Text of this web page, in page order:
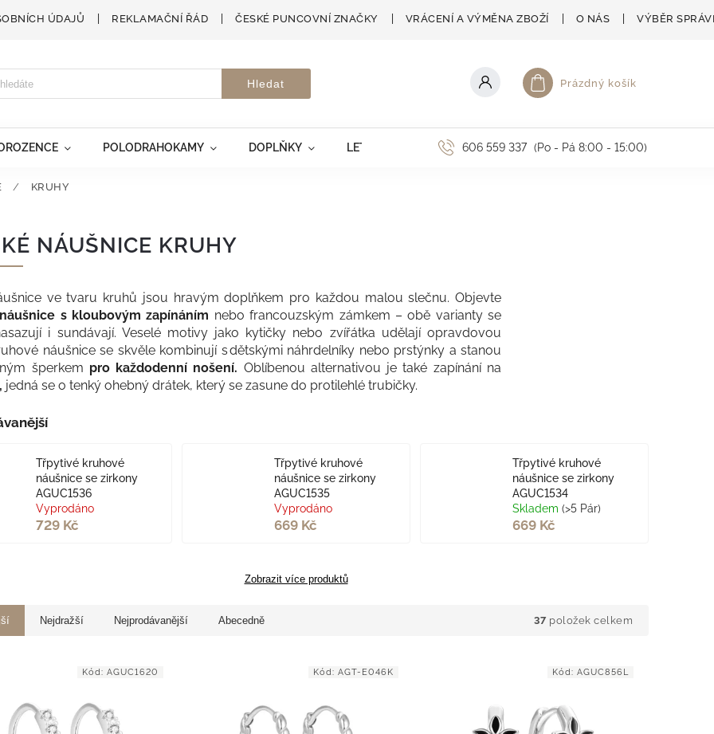
ÚDAJŮ REKLAMAČNÍ ŘÁD ČESKÉ PUNCOVNÍ ZNAČKY VRÁCENÍ A VÝMĚNA ZBOŽÍ O NÁS VÝBĚR
Hledat Nákupní košík
Prázdný košík
POLODRAHOKAMY DOPLŇKY LETNÍ AKCE 606 559 337 (Po - Pá 8:00 - 15:00)
/ KRUHY
NÁUŠNICE KRUHY
ve tvaru kruhů jsou hravým doplňkem pro každou malou slečnu. Objevte
s kloubovým zapínáním nebo francouzským zámkem – obě varianty se
i sundávají. Veselé motivy jako kytičky nebo zvířátka udělají opravdovou
náušnice se skvěle kombinují s dětskými náhrdelníky nebo prstýnky a stanou
šperkem pro každodenní nošení. Oblíbenou alternativou je také zapínání na
jedná se o tenký ohebný drátek, který se zasune do protilehlé trubičky.
Třpytivé kruhové
náušnice se zirkony
AGUC1536
Vyprodáno
729 Kč
Třpytivé kruhové
náušnice se zirkony
AGUC1535
Vyprodáno
669 Kč
Třpytivé kruhové
náušnice se zirkony
AGUC1534
Skladem (>5 Pár)
669 Kč
Zobrazit více produktů
Nejdražší Nejprodávanější Abecedně 37položek celkem
Kód:AGUC1620 Kód:AGT-E046K Kód:AGUC856L